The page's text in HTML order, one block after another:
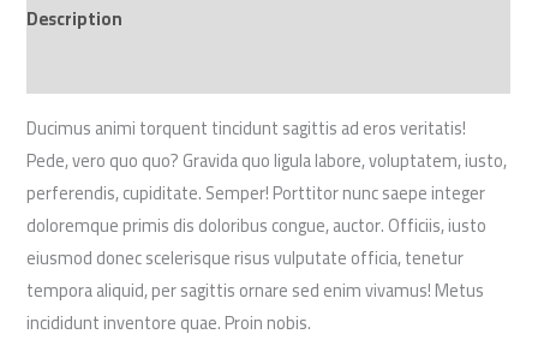
Description
Ducimus animi torquent tincidunt sagittis ad eros veritatis!
Pede, vero quo quo? Gravida quo ligula labore, voluptatem, iusto,
perferendis, cupiditate. Semper! Porttitor nunc saepe integer
doloremque primis dis doloribus congue, auctor. Officiis, iusto
eiusmod donec scelerisque risus vulputate officia, tenetur
tempora aliquid, per sagittis ornare sed enim vivamus! Metus
incididunt inventore quae. Proin nobis.